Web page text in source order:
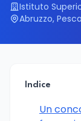
Istituto
Abruzzo,
Indice
Un